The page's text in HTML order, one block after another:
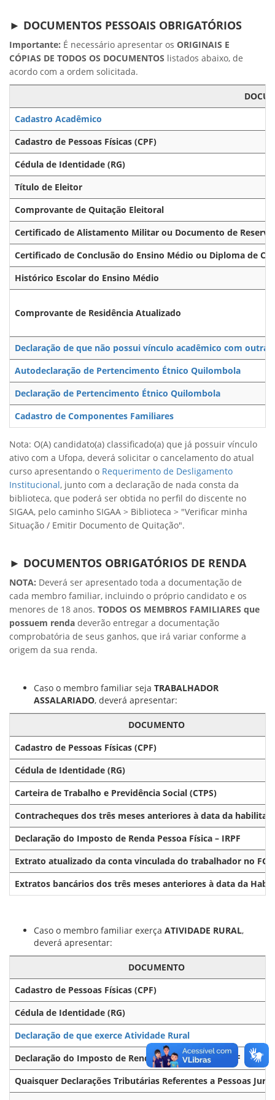
► DOCUMENTOS PESSOAIS OBRIGATÓRIOS
Importante: É necessário apresentar os ORIGINAIS E
CÓPIAS DE TODOS OS DOCUMENTOS listados abaixo, de
acordo com a ordem solicitada.
Cadastro Acadêmico
Cadastro de Pessoas Físicas (CPF)
Cédula de Identidade (RG)
Título de Eleitor
Comprovante de Quitação Eleitoral
Certificado de Alistamento Militar ou Documento de
Certificado de Conclusão do Ensino Médio ou Diploma de
Histórico Escolar do Ensino Médio
Comprovante de Residência Atualizado
Declaração de que não possui vínculo acadêmico com
Autodeclaração de Pertencimento Étnico Quilombola
Declaração de Pertencimento Étnico Quilombola
Cadastro de Componentes Familiares
Nota: O(A) candidato(a) classificado(a) que já possuir vínculo
ativo com a Ufopa, deverá solicitar o cancelamento do atual
curso apresentando o Requerimento de Desligamento
Institucional, junto com a declaração de nada consta da
biblioteca, que poderá ser obtida no perfil do discente no
SIGAA, pelo caminho SIGAA > Biblioteca > "Verificar minha
Situação / Emitir Documento de Quitação".
► DOCUMENTOS OBRIGATÓRIOS DE RENDA
NOTA: Deverá ser apresentado toda a documentação de
cada membro familiar, incluindo o próprio candidato e os
menores de 18 anos. TODOS OS MEMBROS FAMILIARES que
possuem renda deverão entregar a documentação
comprobatória de seus ganhos, que irá variar conforme a
origem da sua renda.
Caso o membro familiar seja TRABALHADOR
ASSALARIADO, deverá apresentar:
DOCUMENTO
Cadastro de Pessoas Físicas (CPF)
Cédula de Identidade (RG)
Carteira de Trabalho e Previdência Social (CTPS)
Contracheques dos três meses anteriores à data da
Declaração do Imposto de Renda Pessoa Física – IRPF
Extrato atualizado da conta vinculada do trabalhador no
Extratos bancários dos três meses anteriores à data da
Caso o membro familiar exerça ATIVIDADE RURAL,
deverá apresentar:
DOCUMENTO
Cadastro de Pessoas Físicas (CPF)
Cédula de Identidade (RG)
Declaração de que exerce Atividade Rural
Declaração do Imposto de Renda Pessoa Física – IRPF
Quaisquer Declarações Tributárias Referentes a Pessoas